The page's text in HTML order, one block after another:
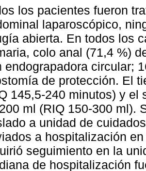
los pacientes fueron
laparoscópico,
abierta. En todos los
colo anal (71,4 %)
endograpadora circular;
de protección. El
145,5-240 minutos) y el
ml (RIQ 150-300 ml).
a unidad de
a hospitalización
seguimiento en la
de hospitalización